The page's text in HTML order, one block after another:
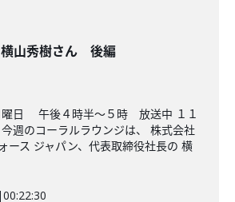
横山秀樹さん 後編
曜日 午後４時半～５時 放送中 １１
週のコーラルラウンジは、 株式会社
ース ジャパン、代表取締役社長の 横
|00:22:30